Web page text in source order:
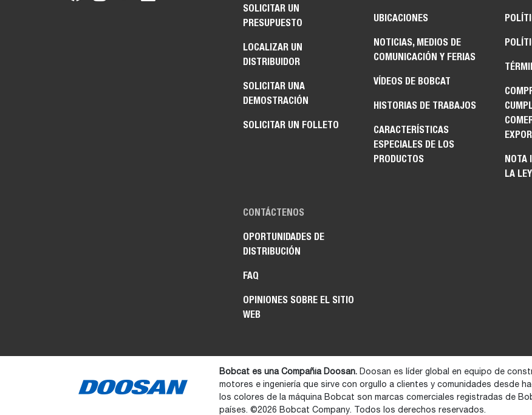
SOLICITAR UN
PRESUPUESTO
LOCALIZAR UN
DISTRIBUIDOR
SOLICITAR UNA
DEMOSTRACIÓN
SOLICITAR UN FOLLETO
UBICACIONES
NOTICIAS, MEDIOS DE
COMUNICACIÓN Y FERIAS
VÍDEOS DE BOBCAT
HISTORIAS DE TRABAJOS
CARACTERÍSTICAS
ESPECIALES DE LOS
PRODUCTOS
NOTA
LA
CONTÁCTENOS
OPORTUNIDADES DE
DISTRIBUCIÓN
FAQ
OPINIONES SOBRE EL SITIO
WEB
Bobcat es una Compañía Doosan. Doosan es líder global en equipo de
motores e ingeniería que sirve con orgullo a clientes y comunidades desde
los colores de la máquina Bobcat son marcas comerciales registradas de
países. ©2026 Bobcat Company. Todos los derechos reservados.